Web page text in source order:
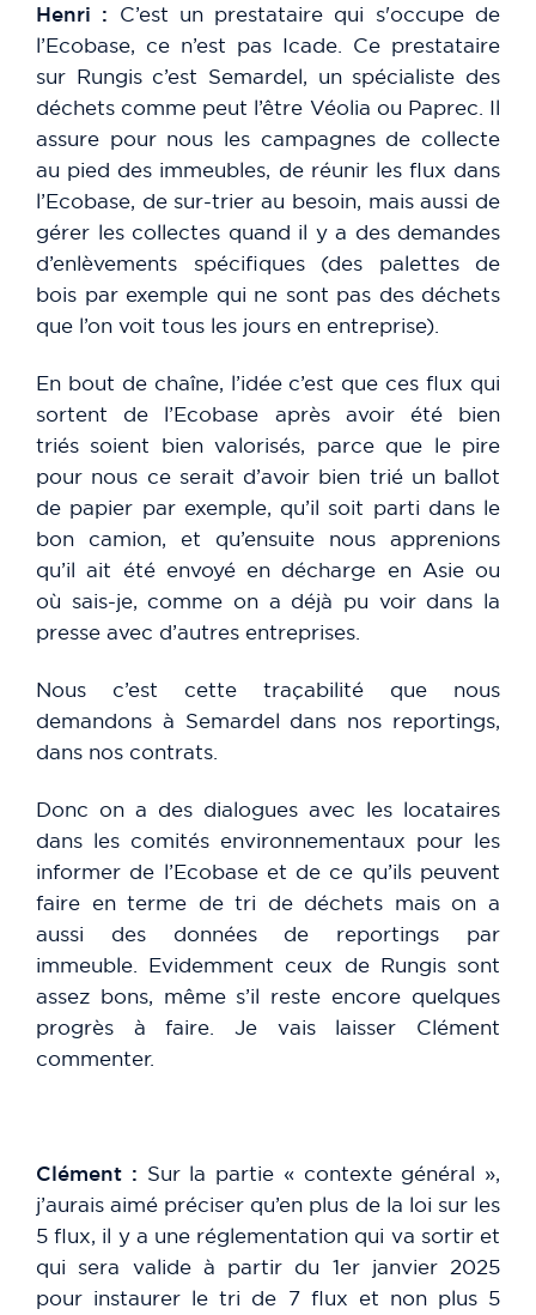
Henri : C’est un prestataire qui s'occupe de
l’Ecobase, ce n’est pas Icade. Ce prestataire
sur Rungis c’est Semardel, un spécialiste des
déchets comme peut l’être Véolia ou Paprec. Il
assure pour nous les campagnes de collecte
au pied des immeubles, de réunir les flux dans
l’Ecobase, de sur-trier au besoin, mais aussi de
gérer les collectes quand il y a des demandes
d’enlèvements spécifiques (des palettes de
bois par exemple qui ne sont pas des déchets
que l’on voit tous les jours en entreprise).
En bout de chaîne, l’idée c’est que ces flux qui
sortent de l’Ecobase après avoir été bien
triés soient bien valorisés, parce que le pire
pour nous ce serait d’avoir bien trié un ballot
de papier par exemple, qu’il soit parti dans le
bon camion, et qu’ensuite nous apprenions
qu’il ait été envoyé en décharge en Asie ou
où sais-je, comme on a déjà pu voir dans la
presse avec d’autres entreprises.
Nous c’est cette traçabilité que nous
demandons à Semardel dans nos reportings,
dans nos contrats.
Donc on a des dialogues avec les locataires
dans les comités environnementaux pour les
informer de l’Ecobase et de ce qu’ils peuvent
faire en terme de tri de déchets mais on a
aussi des données de reportings par
immeuble. Evidemment ceux de Rungis sont
assez bons, même s’il reste encore quelques
progrès à faire. Je vais laisser Clément
commenter.
Clément : Sur la partie « contexte général »,
j’aurais aimé préciser qu’en plus de la loi sur les
5 flux, il y a une réglementation qui va sortir et
qui sera valide à partir du 1er janvier 2025
pour instaurer le tri de 7 flux et non plus 5